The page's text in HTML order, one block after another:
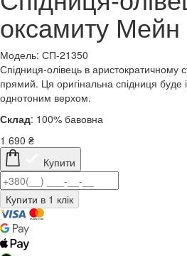
оксамиту Мейн
Модель: СП-21350
Спідниця-олівець в аристократичному
прямий. Ця оригінальна спідниця буде
однотоним верхом.
Склад: 100% бавовна
1 690 ₴
Купити